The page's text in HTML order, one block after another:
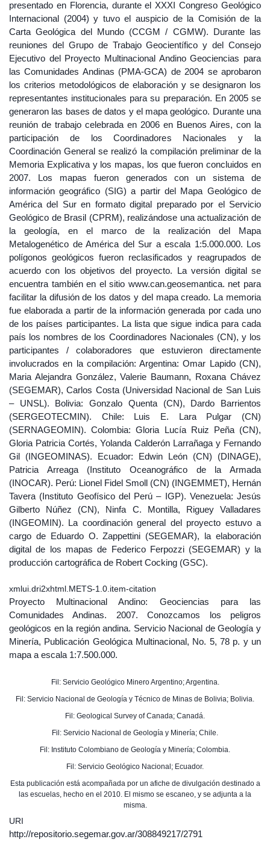
presentado en Florencia, durante el XXXI Congreso Geológico
Internacional (2004) y tuvo el auspicio de la Comisión de la
Carta Geológica del Mundo (CCGM / CGMW). Durante las
reuniones del Grupo de Trabajo Geocientífico y del Consejo
Ejecutivo del Proyecto Multinacional Andino Geociencias para
las Comunidades Andinas (PMA-GCA) de 2004 se aprobaron
los criterios metodológicos de elaboración y se designaron los
representantes institucionales para su preparación. En 2005 se
generaron las bases de datos y el mapa geológico. Durante una
reunión de trabajo celebrada en 2006 en Buenos Aires, con la
participación de los Coordinadores Nacionales y la
Coordinación General se realizó la compilación preliminar de la
Memoria Explicativa y los mapas, los que fueron concluidos en
2007. Los mapas fueron generados con un sistema de
información geográfico (SIG) a partir del Mapa Geológico de
América del Sur en formato digital preparado por el Servicio
Geológico de Brasil (CPRM), realizándose una actualización de
la geología, en el marco de la realización del Mapa
Metalogenético de América del Sur a escala 1:5.000.000. Los
polígonos geológicos fueron reclasificados y reagrupados de
acuerdo con los objetivos del proyecto. La versión digital se
encuentra también en el sitio www.can.geosemantica. net para
facilitar la difusión de los datos y del mapa creado. La memoria
fue elaborada a partir de la información generada por cada uno
de los países participantes. La lista que sigue indica para cada
país los nombres de los Coordinadores Nacionales (CN), y los
participantes / colaboradores que estuvieron directamente
involucrados en la compilación: Argentina: Omar Lapido (CN),
Maria Alejandra González, Valerie Baumann, Roxana Chávez
(SEGEMAR), Carlos Costa (Universidad Nacional de San Luis
– UNSL). Bolivia: Gonzalo Quenta (CN), Dardo Barrientos
(SERGEOTECMIN). Chile: Luis E. Lara Pulgar (CN)
(SERNAGEOMIN). Colombia: Gloria Lucía Ruiz Peña (CN),
Gloria Patricia Cortés, Yolanda Calderón Larrañaga y Fernando
Gil (INGEOMINAS). Ecuador: Edwin León (CN) (DINAGE),
Patricia Arreaga (Instituto Oceanográfico de la Armada
(INOCAR). Perú: Lionel Fidel Smoll (CN) (INGEMMET), Hernán
Tavera (Instituto Geofísico del Perú – IGP). Venezuela: Jesús
Gilberto Núñez (CN), Ninfa C. Montilla, Riguey Valladares
(INGEOMIN). La coordinación general del proyecto estuvo a
cargo de Eduardo O. Zappettini (SEGEMAR), la elaboración
digital de los mapas de Federico Ferpozzi (SEGEMAR) y la
producción cartográfica de Robert Cocking (GSC).
xmlui.dri2xhtml.METS-1.0.item-citation
Proyecto Multinacional Andino: Geociencias para las
Comunidades Andinas. 2007. Conozcamos los peligros
geológicos en la región andina. Servicio Nacional de Geología y
Minería, Publicación Geológica Multinacional, No. 5, 78 p. y un
mapa a escala 1:7.500.000.
Fil: Servicio Geológico Minero Argentino; Argentina.
Fil: Servicio Nacional de Geología y Técnico de Minas de Bolivia; Bolivia.
Fil: Geological Survey of Canada; Canadá.
Fil: Servicio Nacional de Geología y Minería; Chile.
Fil: Instituto Colombiano de Geología y Minería; Colombia.
Fil: Servicio Geológico Nacional; Ecuador.
Esta publicación está acompañada por un afiche de divulgación destinado a
las escuelas, hecho en el 2010. El mismo se escaneo, y se adjunta a la
misma.
URI
http://repositorio.segemar.gov.ar/308849217/2791